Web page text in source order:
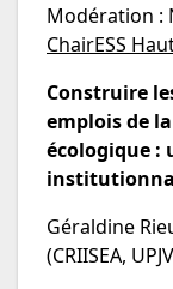
Modération :
ChairESS
Construire
emplois de
écologique :
Géraldine
(CRIISEA,